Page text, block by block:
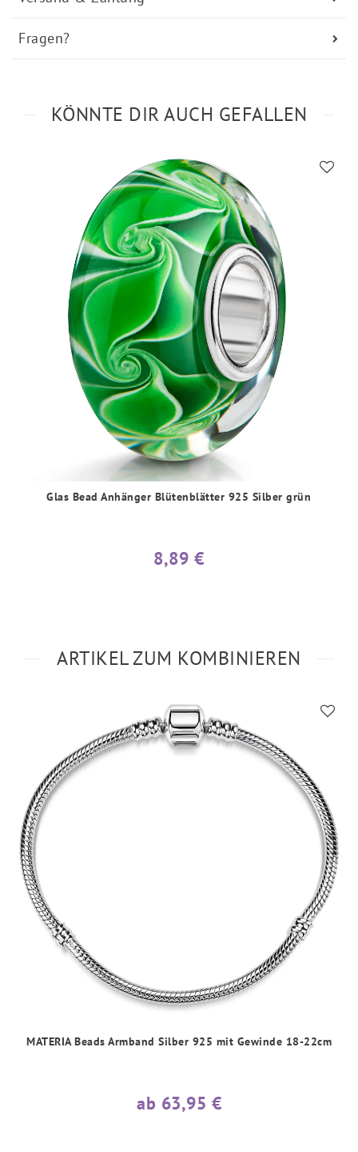
Fragen?
KÖNNTE DIR AUCH GEFALLEN
Glas Bead Anhänger Blütenblätter 925 Silber grün
8,89 €
ARTIKEL ZUM KOMBINIEREN
MATERIA Beads Armband Silber 925 mit Gewinde 18-22cm
ab 63,95 €